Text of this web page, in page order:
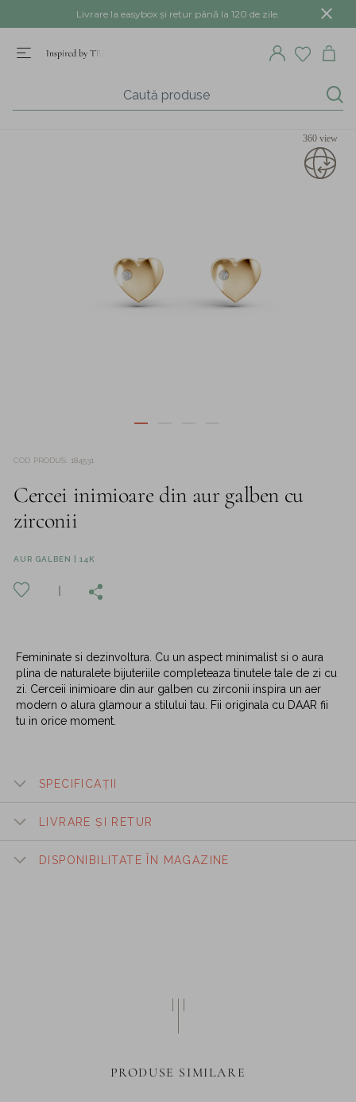
Livrare la easybox și retur până la 120 de zile.
360 view
COD PRODUS 184531
Cercei inimioare din aur galben cu
zirconii
AUR GALBEN | 14K
Femininate si dezinvoltura. Cu un aspect minimalist si o aura
plina de naturalete bijuteriile completeaza tinutele tale de zi cu
zi. Cerceii inimioare din aur galben cu zirconii inspira un aer
modern o alura glamour a stilului tau. Fii originala cu DAAR fii
tu in orice moment.
SPECIFICAȚII
LIVRARE ȘI RETUR
DISPONIBILITATE ÎN MAGAZINE
PRODUSE SIMILARE